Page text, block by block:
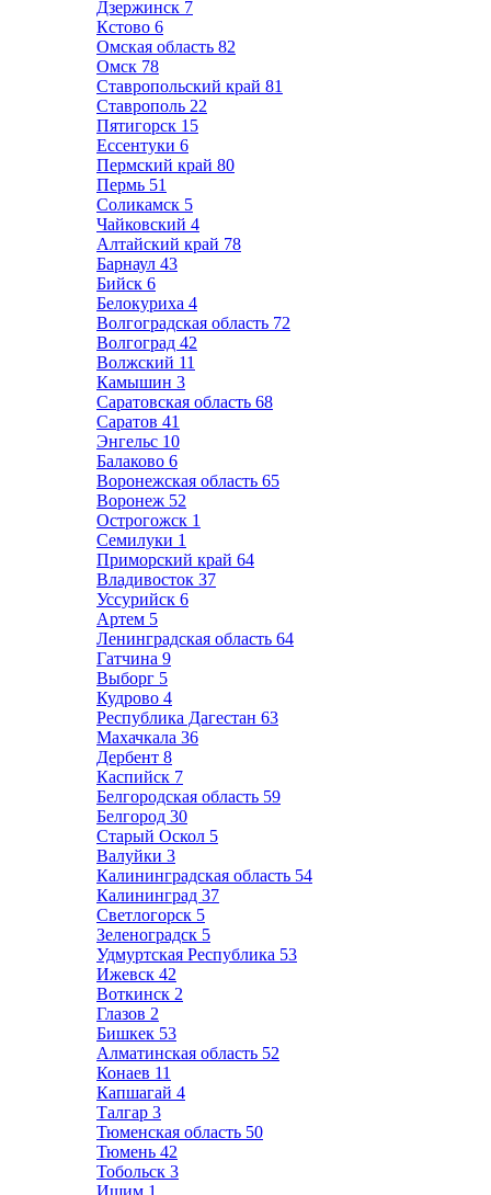
Дзержинск 7
Кстово 6
Омская область 82
Омск 78
Ставропольский край 81
Ставрополь 22
Пятигорск 15
Ессентуки 6
Пермский край 80
Пермь 51
Соликамск 5
Чайковский 4
Алтайский край 78
Барнаул 43
Бийск 6
Белокуриха 4
Волгоградская область 72
Волгоград 42
Волжский 11
Камышин 3
Саратовская область 68
Саратов 41
Энгельс 10
Балаково 6
Воронежская область 65
Воронеж 52
Острогожск 1
Семилуки 1
Приморский край 64
Владивосток 37
Уссурийск 6
Артем 5
Ленинградская область 64
Гатчина 9
Выборг 5
Кудрово 4
Республика Дагестан 63
Махачкала 36
Дербент 8
Каспийск 7
Белгородская область 59
Белгород 30
Старый Оскол 5
Валуйки 3
Калининградская область 54
Калининград 37
Светлогорск 5
Зеленоградск 5
Удмуртская Республика 53
Ижевск 42
Воткинск 2
Глазов 2
Бишкек 53
Алматинская область 52
Конаев 11
Капшагай 4
Талгар 3
Тюменская область 50
Тюмень 42
Тобольск 3
Ишим 1